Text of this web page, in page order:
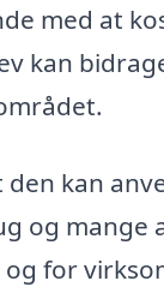
med at
kan
kan
og mange
for